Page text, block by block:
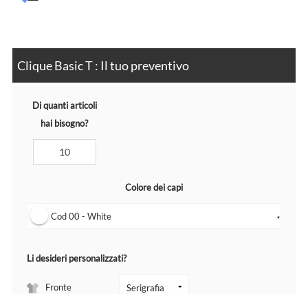
Clique Basic T : Il tuo preventivo
Di quanti articoli
hai bisogno?
Colore dei capi
Cod 00 - White ▼
Li desideri personalizzati?
Fronte